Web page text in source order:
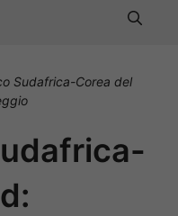
Sudafrica-Corea del